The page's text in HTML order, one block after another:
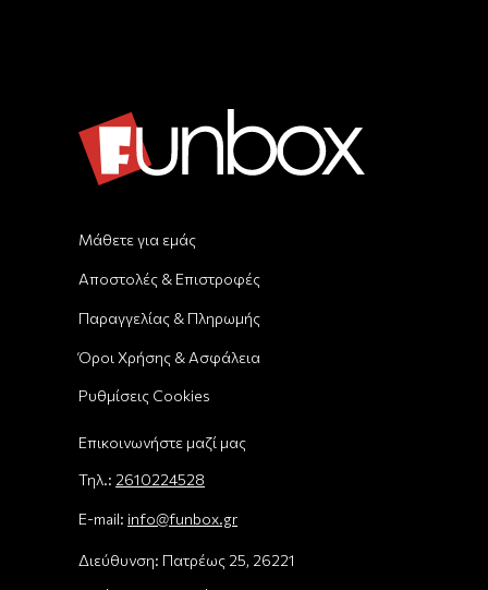
Μάθετε για εμάς
Αποστολές & Επιστροφές
Παραγγελίας & Πληρωμής
Όροι Χρήσης & Ασφάλεια
Ρυθμίσεις Cookies
Επικοινωνήστε μαζί μας
Τηλ.: 2610224528
E-mail: info@funbox.gr
Διεύθυνση: Πατρέως 25, 26221